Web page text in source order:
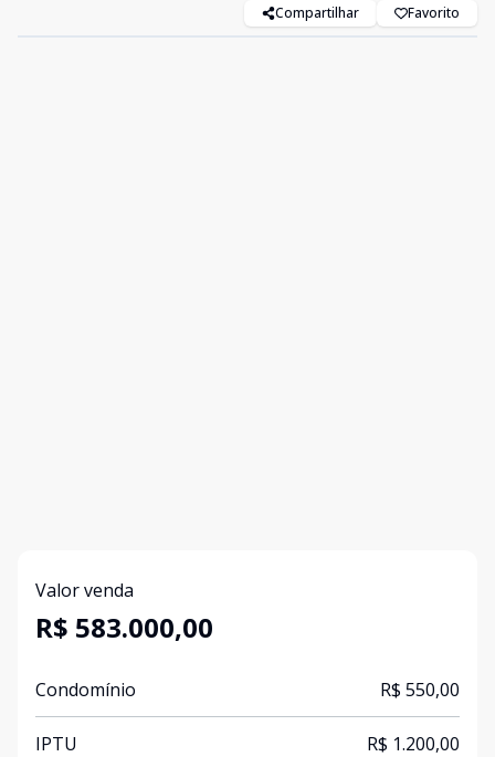
Compartilhar Favorito
Valor venda
R$ 583.000,00
Condomínio R$ 550,00
IPTU R$ 1.200,00